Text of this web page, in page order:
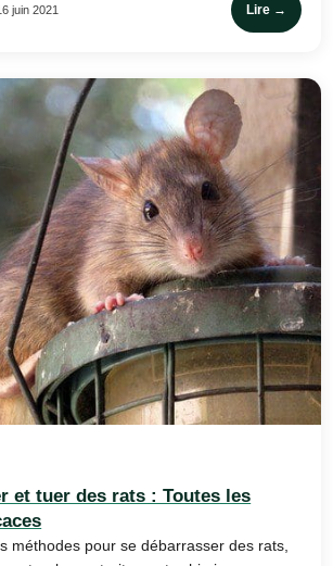
juin 2021 Lire →
et tuer des rats : Toutes les
méthodes pour se débarrasser des rats,